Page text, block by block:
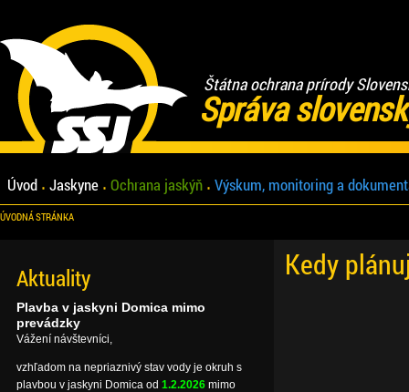
Štátna ochrana prírody
Správa
Úvod Jaskyne Ochrana jaskýň Výskum, monitoring a
ÚVODNÁ STRÁNKA
Kedy
Aktuality
Plavba v jaskyni Domica mimo
prevádzky
Vážení návštevníci,
vzhľadom na nepriaznivý stav vody je okruh s
plavbou v jaskyni Domica od 1.2.2026 mimo